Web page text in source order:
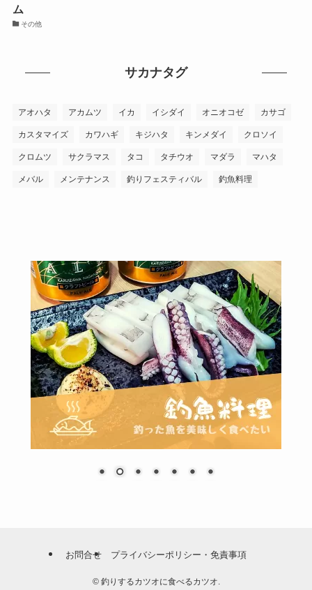
ム
その他
サカナタグ
アオハタ アカムツ イカ イシダイ オニオコゼ カサゴ
カスタマイズ カワハギ キジハタ キンメダイ クロソイ
クロムツ サクラマス タコ タチウオ マダラ マハタ
メバル メンテナンス 釣りフェスティバル 釣魚料理
お問合せ プライバシーポリシー・免責事項
©釣りするカツオに食べるカツオ.